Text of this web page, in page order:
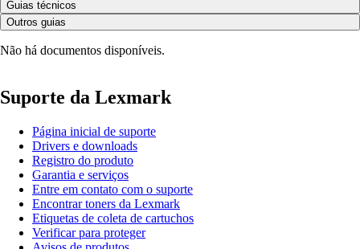
Guias técnicos
Outros guias
Não há documentos disponíveis.
Suporte da Lexmark
Página inicial de suporte
Drivers e downloads
Registro do produto
Garantia e serviços
Entre em contato com o suporte
Encontrar toners da Lexmark
Etiquetas de coleta de cartuchos
Verificar para proteger